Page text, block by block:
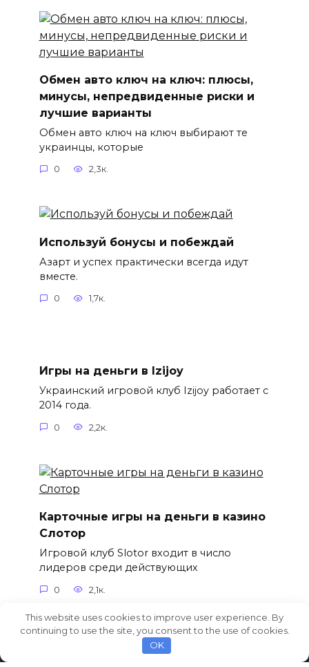
Обмен авто ключ на ключ: плюсы,
минусы, непредвиденные риски и
лучшие варианты
Обмен авто ключ на ключ выбирают те
украинцы, которые
0 2,3к.
Используй бонусы и побеждай
Азарт и успех практически всегда идут
вместе.
0 1,7к.
Игры на деньги в Izijoy
Украинский игровой клуб Izijoy работает с
2014 года.
0 2,2к.
Карточные игры на деньги в казино
Слотор
Игровой клуб Slotor входит в число
лидеров среди действующих
0 2,1к.
This website uses cookies to improve user experience. By
continuing to use the site, you consent to the use of cookies.
OK